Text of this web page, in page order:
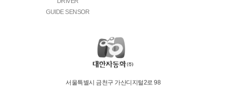
GUIDE SENSOR
서울특별시 금천구 가산디지털2로 98